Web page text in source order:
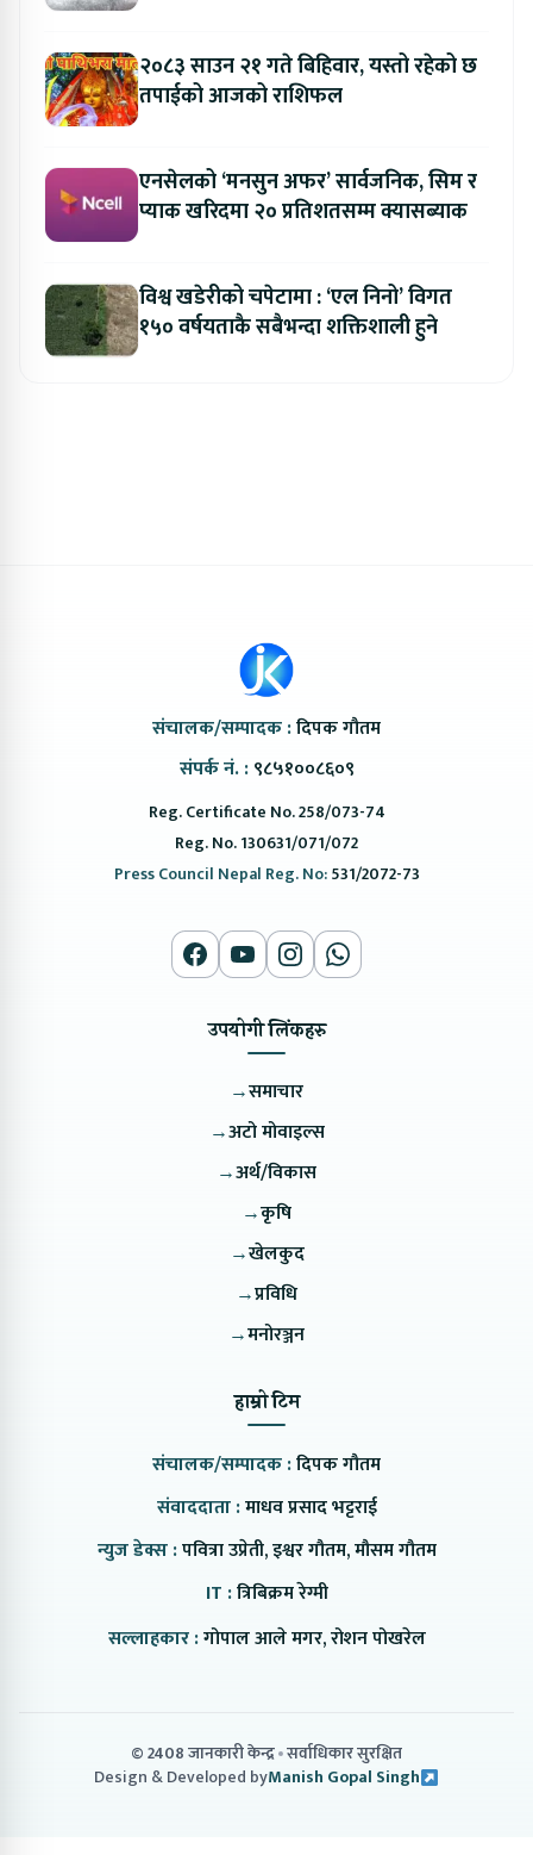
२०८३ साउन २१ गते बिहिवार, यस्तो रहेको छ
तपाईको आजको राशिफल
एनसेलको ‘मनसुन अफर’ सार्वजनिक, सिम र
प्याक खरिदमा २० प्रतिशतसम्म क्यासब्याक
विश्व खडेरीको चपेटामा : ‘एल निनो’ विगत
१५० वर्षयताकै सबैभन्दा शक्तिशाली हुने
संचालक/सम्पादक :दिपक गौतम
संपर्क नं. : ९८५१००८६०९
Reg. Certificate No. 258/073-74
Reg. No. 130631/071/072
Press Council Nepal Reg. No:531/2072-73
उपयोगी लिंकहरु
→समाचार
→अटो मोवाइल्स
→अर्थ/विकास
→कृषि
→खेलकुद
→प्रविधि
→मनोरञ्जन
हाम्रो टिम
संचालक/सम्पादक :दिपक गौतम
संवाददाता :माधव प्रसाद भट्टराई
न्युज डेक्स :पवित्रा उप्रेती, इश्वर गौतम, मौसम गौतम
IT :त्रिबिक्रम रेग्मी
सल्लाहकार :गोपाल आले मगर, रोशन पोखरेल
© 2408 जानकारी केन्द्र सर्वाधिकार सुरक्षित
Design & Developed byManish Gopal Singh